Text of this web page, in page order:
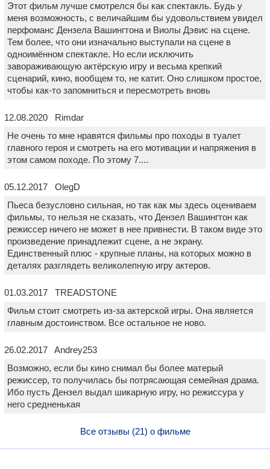
Этот фильм лучше смотрелся бы как спектакль. Будь у
меня возможность, с величайшим бы удовольствием увидел
перфоманс Дензела Вашингтона и Виолы Дэвис на сцене.
Тем более, что они изначально выступали на сцене в
одноимённом спектакле. Но если исключить
завораживающую актёрскую игру и весьма крепкий
сценарий, кино, вообщем то, не катит. Оно слишком простое,
чтобы как-то запомниться и пересмотреть вновь
12.08.2020 Rimdar
Не очень то мне нравятся фильмы про походы в туалет
главного героя и смотреть на его мотивации и напряжения в
этом самом походе. По этому 7....
05.12.2017 OlegD
Пьеса безусловно сильная, но так как мы здесь оцениваем
фильмы, то нельзя не сказать, что Дензел Вашингтон как
режиссер ничего не может в нее привнести. В таком виде это
произведение принадлежит сцене, а не экрану.
Единственный плюс - крупные планы, на которых можно в
деталях разглядеть великолепную игру актеров.
01.03.2017 TREADSTONE
Фильм стоит смотреть из-за актерской игры. Она является
главным достоинством. Все остальное не ново.
26.02.2017 Andrey253
Возможно, если бы кино снимал бы более матерый
режиссер, то получилась бы потрясающая семейная драма.
Ибо пусть Дензел выдал шикарную игру, но режиссура у
него средненькая
Все отзывы (21) о фильме